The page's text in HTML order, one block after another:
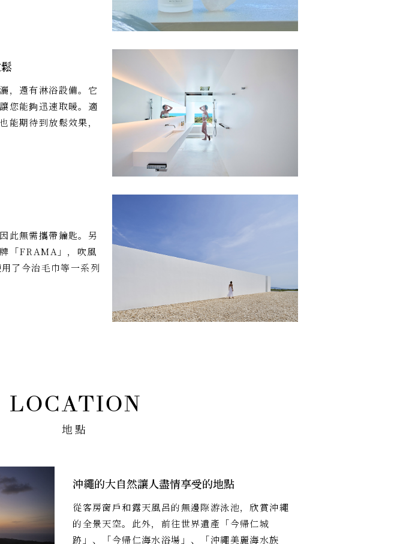
，還有淋浴設備。它
您能夠迅速取暖。適
能期待到放鬆效果，
此無需攜帶鑰匙。另
「FRAMA」，吹風
了今治毛巾等一系列
地點
沖繩的大自然讓人盡情享受的地點
從客房窗戶和露天風呂的無邊際游泳池，欣賞沖繩
的全景天空。此外，前往世界遺產「今帰仁城
跡」、「今帰仁海水浴場」、「沖繩美麗海水族